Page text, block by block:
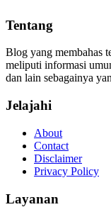
Tentang
Blog yang membahas
meliputi informasi
dan lain sebagainya
Jelajahi
About
Contact
Disclaimer
Privacy Policy
Layanan